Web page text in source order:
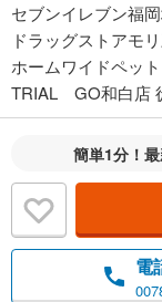
セブンイレブン福
ドラッグストアモ
ホームワイドペッ
TRIAL GO和白店
簡単1分！
電